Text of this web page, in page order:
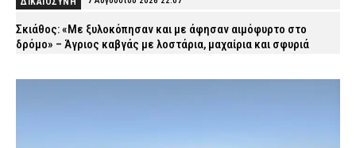
Σκιάθος: «Με ξυλοκόπησαν και με άφησαν αιμόφυρτο στο
δρόμο» – Άγριος καβγάς με λοστάρια, μαχαίρια και σφυριά